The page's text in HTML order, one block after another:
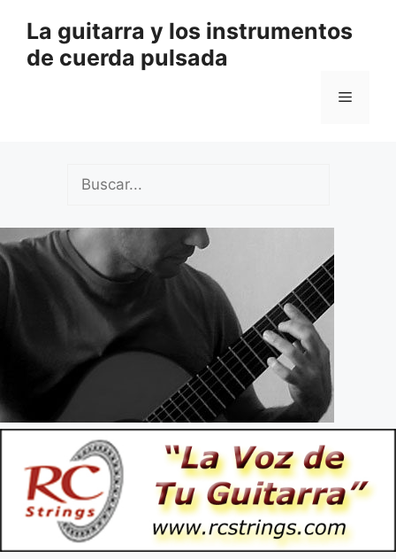
contenido
La guitarra y los instrumentos
de cuerda pulsada
Menú